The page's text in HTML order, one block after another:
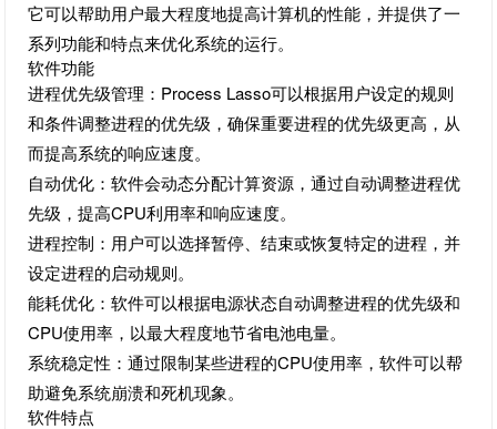
它可以帮助用户最大程度地提高计算机的性能，并提供了一
系列功能和特点来优化系统的运行。
软件功能
进程优先级管理：Process Lasso可以根据用户设定的规则
和条件调整进程的优先级，确保重要进程的优先级更高，从
而提高系统的响应速度。
自动优化：软件会动态分配计算资源，通过自动调整进程优
先级，提高CPU利用率和响应速度。
进程控制：用户可以选择暂停、结束或恢复特定的进程，并
设定进程的启动规则。
能耗优化：软件可以根据电源状态自动调整进程的优先级和
CPU使用率，以最大程度地节省电池电量。
系统稳定性：通过限制某些进程的CPU使用率，软件可以帮
助避免系统崩溃和死机现象。
软件特点